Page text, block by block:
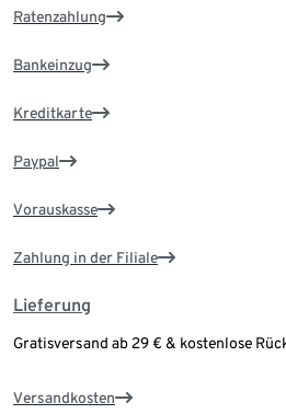
Ratenzahlung
Bankeinzug
Kreditkarte
Paypal
Vorauskasse
Zahlung in der Filiale
Lieferung
Gratisversand ab 29 € & kostenlose
Versandkosten